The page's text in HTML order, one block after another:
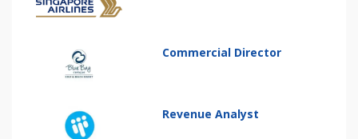
Commercial Director
Revenue Analyst